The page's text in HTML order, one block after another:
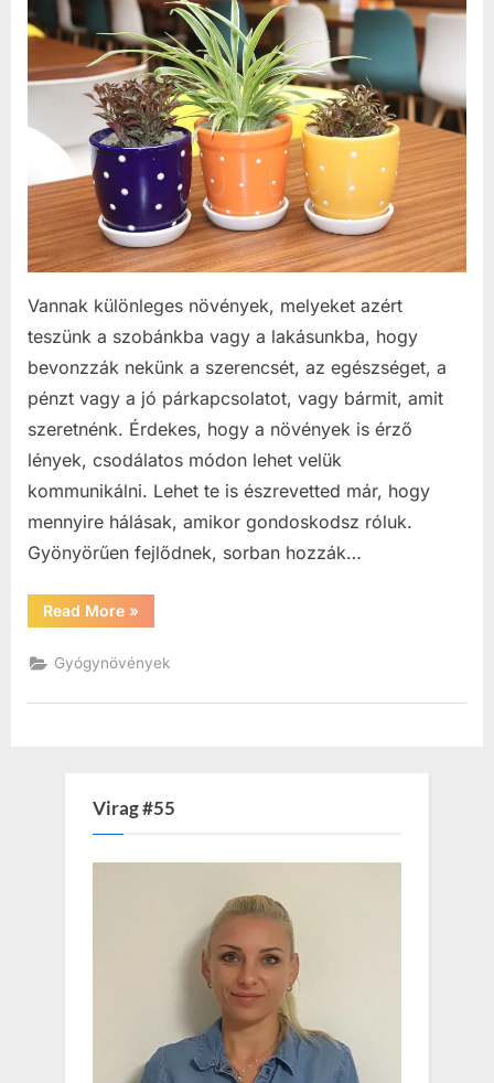
Vannak különleges növények, melyeket azért
teszünk a szobánkba vagy a lakásunkba, hogy
bevonzzák nekünk a szerencsét, az egészséget, a
pénzt vagy a jó párkapcsolatot, vagy bármit, amit
szeretnénk. Érdekes, hogy a növények is érző
lények, csodálatos módon lehet velük
kommunikálni. Lehet te is észrevetted már, hogy
mennyire hálásak, amikor gondoskodsz róluk.
Gyönyörűen fejlődnek, sorban hozzák…
Read More“A
szobanövények
»
Gyógynövények
Virag #55